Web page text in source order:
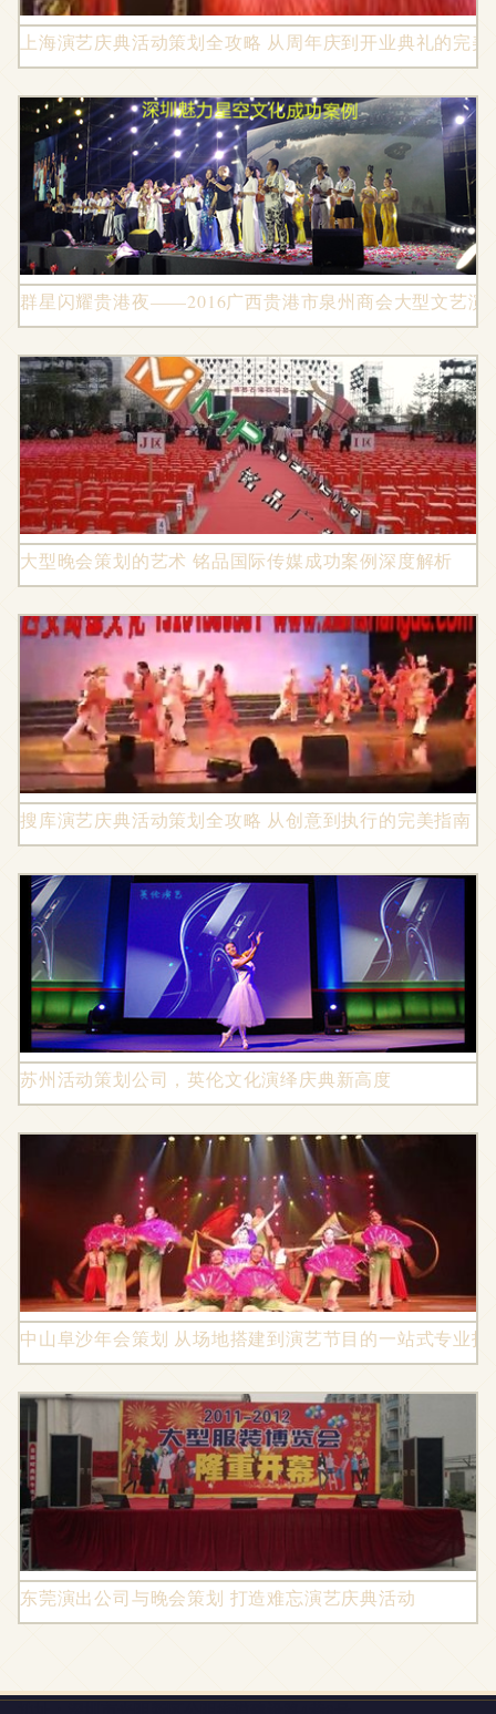
上海演艺庆典活动策划全攻略 从周年庆到开业典礼的完
群星闪耀贵港夜——2016广西贵港市泉州商会大型文艺演
大型晚会策划的艺术 铭品国际传媒成功案例深度解析
搜库演艺庆典活动策划全攻略 从创意到执行的完美指南
苏州活动策划公司，英伦文化演绎庆典新高度
中山阜沙年会策划 从场地搭建到演艺节目的一站式专业指
东莞演出公司与晚会策划 打造难忘演艺庆典活动